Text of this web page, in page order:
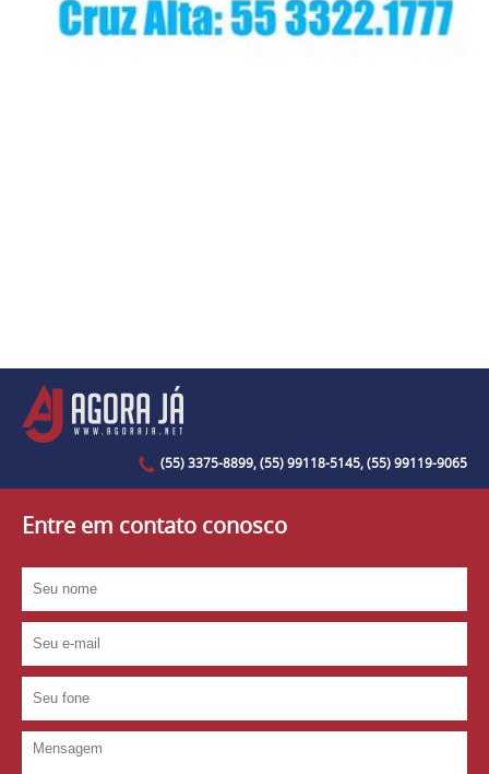
(55) 3375-8899, (55) 99118-5145, (55) 99119-9065
Entre em contato conosco